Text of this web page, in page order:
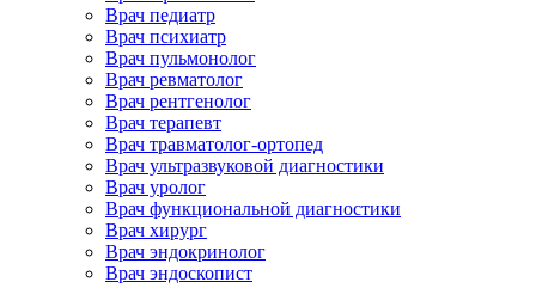
Врач педиатр
Врач психиатр
Врач пульмонолог
Врач ревматолог
Врач рентгенолог
Врач терапевт
Врач травматолог-ортопед
Врач ультразвуковой диагностики
Врач уролог
Врач функциональной диагностики
Врач хирург
Врач эндокринолог
Врач эндоскопист